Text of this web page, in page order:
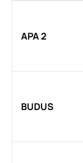
APA 2
BUDUS